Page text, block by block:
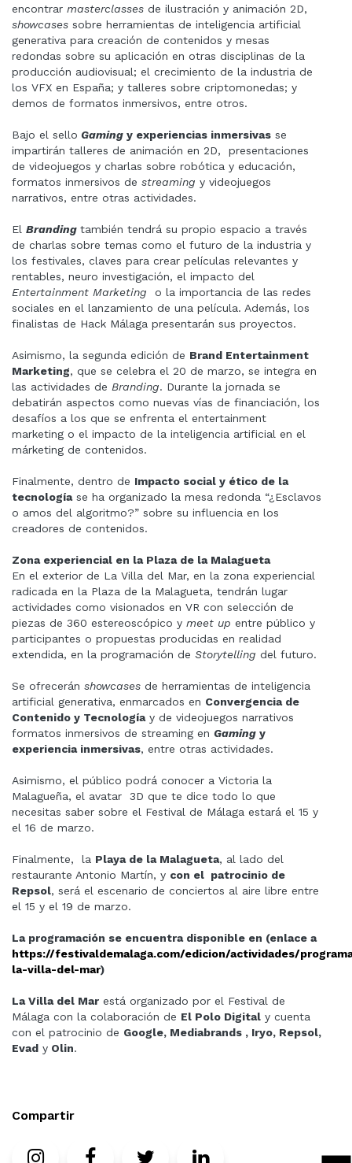
encontrar masterclasses de ilustración y animación 2D,
showcases sobre herramientas de inteligencia artificial
generativa para creación de contenidos y mesas
redondas sobre su aplicación en otras disciplinas de la
producción audiovisual; el crecimiento de la industria de
los VFX en España; y talleres sobre criptomonedas; y
demos de formatos inmersivos, entre otros.
Bajo el sello Gaming y experiencias inmersivas se
impartirán talleres de animación en 2D, presentaciones
de videojuegos y charlas sobre robótica y educación,
formatos inmersivos de streaming y videojuegos
narrativos, entre otras actividades.
El Branding también tendrá su propio espacio a través
de charlas sobre temas como el futuro de la industria y
los festivales, claves para crear películas relevantes y
rentables, neuro investigación, el impacto del
Entertainment Marketing
o la importancia de las redes
sociales en el lanzamiento de una película. Además, los
finalistas de Hack Málaga presentarán sus proyectos.
Asimismo, la segunda edición de Brand Entertainment
Marketing, que se celebra el 20 de marzo, se integra en
las actividades de Branding. Durante la jornada se
debatirán aspectos como nuevas vías de financiación, los
desafíos a los que se enfrenta el entertainment
marketing o el impacto de la inteligencia artificial en el
márketing de contenidos.
Finalmente, dentro de Impacto social y ético de la
tecnologíase ha organizado la mesa redonda “¿Esclavos
o amos del algoritmo?” sobre su influencia en los
creadores de contenidos.
Zona experiencial en la Plaza de la Malagueta
En el exterior de La Villa del Mar, en la zona experiencial
radicada en la Plaza de la Malagueta, tendrán lugar
actividades como visionados en VR con selección de
piezas de 360 estereoscópico y meet up entre público y
participantes o propuestas producidas en realidad
extendida, en la programación de Storytelling del futuro.
Se ofrecerán showcases de herramientas de inteligencia
artificial generativa, enmarcados en Convergencia de
Contenido y Tecnologíay de videojuegos narrativos
formatos inmersivos de streaming en Gaming y
experiencia inmersivas, entre otras actividades.
Asimismo, el público podrá conocer a Victoria la
Malagueña, el avatar 3D que te dice todo lo que
necesitas saber sobre el Festival de Málaga estará el 15 y
el 16 de marzo.
Finalmente, la Playa de la Malagueta, al lado del
restaurante Antonio Martín, y con el patrocinio de
Repsol, será el escenario de conciertos al aire libre entre
el 15 y el 19 de marzo.
La programación se encuentra disponible en (enlace a
https://festivaldemalaga.com/edicion/actividades/
la-villa-del-mar)
La Villa del Mar está organizado por el Festival de
Málaga con la colaboración de El Polo Digital y cuenta
con el patrocinio de Google, Mediabrands , Iryo, Repsol,
Evad y Olin.
Compartir